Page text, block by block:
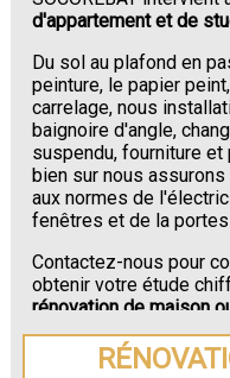
d'appartement et de
Du sol au plafond en
peinture, le papier
carrelage, nous
baignoire d'angle,
suspendu, fourniture
bien sur nous
aux normes de
fenêtres et de la
Contactez-nous pour
obtenir votre étude
rénovation de maison
Pinsaguel.